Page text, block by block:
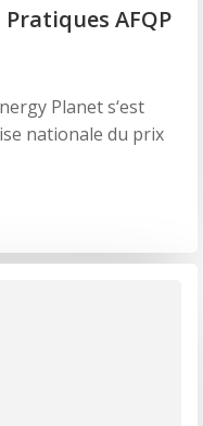
AFQP
Planet s‘est
nationale du prix